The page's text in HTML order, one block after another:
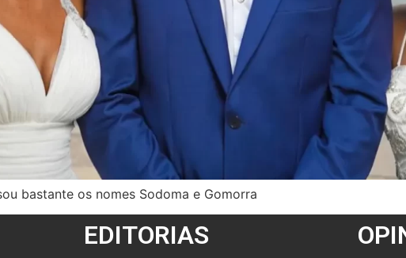
bastante os nomes Sodoma e Gomorra
EDITORIAS